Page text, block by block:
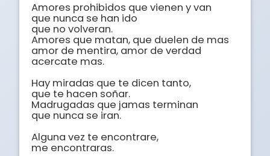
Amores prohibidos que vienen y van
que nunca se han ido
que no volveran.
Amores que matan, que duelen de mas
amor de mentira, amor de verdad
acercate mas.
Hay miradas que te dicen tanto,
que te hacen soñar.
Madrugadas que jamas terminan
que nunca se iran.
Alguna vez te encontrare,
me encontraras.